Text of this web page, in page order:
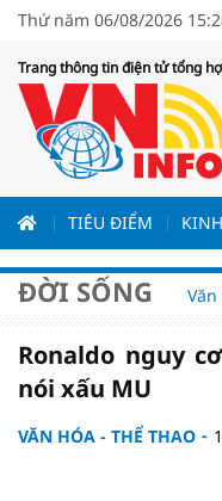
Thứ năm 06/08/2026
Trang thông tin điện tử tổng
TIÊU ĐIỂM
ĐỜI SỐNG
Ronaldo nguy
nói xấu MU
VĂN HÓA - THỂ THAO